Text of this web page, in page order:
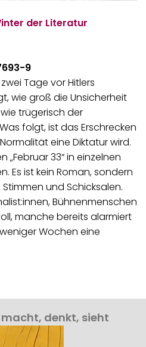
der Literatur
9
Tage vor Hitlers
wie groß die Unsicherheit
trügerisch der
folgt, ist das Erschrecken
eine Diktatur wird.
„Februar 33“ in einzelnen
Es ist kein Roman, sondern
und Schicksalen.
Bühnenmenschen
manche bereits alarmiert
Wochen eine
denkt, sieht